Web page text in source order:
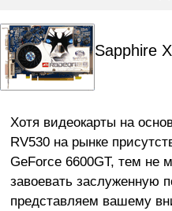
Sapphire
Хотя видеокарты на
RV530 на рынке
GeForce 6600GT, тем не
завоевать заслуженную
представляем вашему